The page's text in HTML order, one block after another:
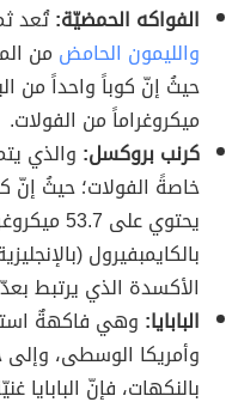
الفواكه الحمضيّة:تُعد
والليمون الحامض من
ميكروغراماً من الفولات.
كرنب بروكسل: والذي
خاصةً الفولات؛ حيثُ إنّ
يحتوي على 53.7 ميكروغراماً منه،
الأكسدة الذي يرتبط
البابايا: وهي فاكهةٌ
وأمريكا الوسطى،
بالنكهات، فإنّ البابايا